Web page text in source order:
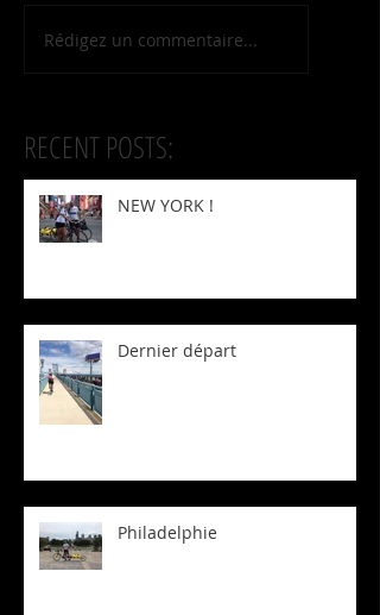
RECENT POSTS:
Rédigez un commentaire...
NEW YORK !
Dernier départ
Philadelphie